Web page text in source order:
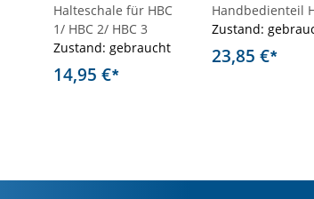
Halteschale für HBC
1/ HBC 2/ HBC 3
Zustand: gebraucht
14,95 €*
Handbedienteil
Zustand:
23,85 €*